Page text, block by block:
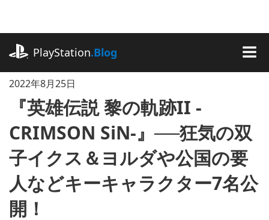
に
ッ
PlayStation.Blog
2022年8月25日
『英雄伝説 黎の軌跡II -
CRIMSON SiN-』──狂気の双
子イクス＆ヨルダや公国の要
人などキーキャラクター7名公
開！